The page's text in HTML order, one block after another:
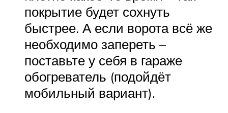
покрытие будет сохнуть
быстрее. А если ворота всё же
необходимо запереть –
поставьте у себя в гараже
обогреватель (подойдёт
мобильный вариант).